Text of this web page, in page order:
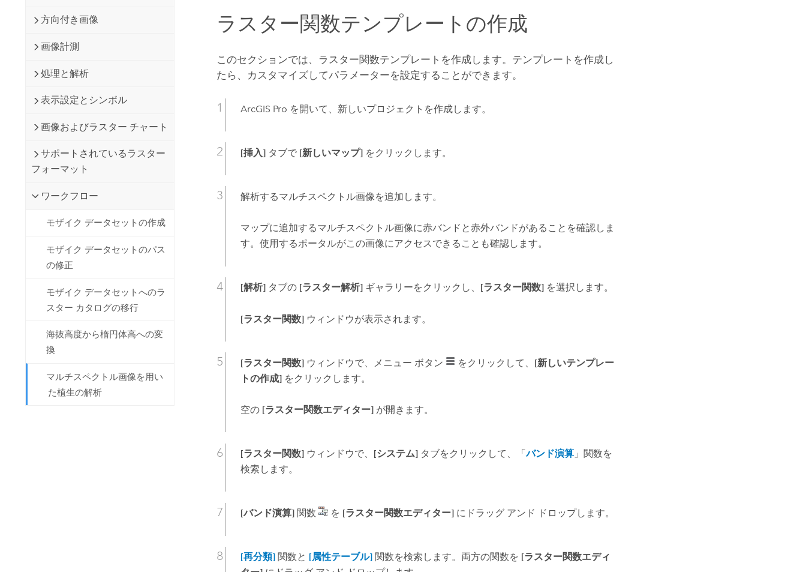
方向付き画像
画像計測
処理と解析
表示設定とシンボル
画像およびラスター チャート
サポートされているラスター
フォーマット
ワークフロー
モザイク データセットの作成
モザイク データセットのパス
の修正
モザイク データセットへのラ
スター カタログの移行
海抜高度から楕円体高への変
換
マルチスペクトル画像を用い
た植生の解析
ラスター関数テンプレートの作成
このセクションでは、ラスター関数テンプレートを作成します。テンプレートを作成し
たら、カスタマイズしてパラメーターを設定することができます。
ArcGIS Pro を開いて、新しいプロジェクトを作成します。
[挿入] タブで [新しいマップ] をクリックします。
解析するマルチスペクトル画像を追加します。
マップに追加するマルチスペクトル画像に赤バンドと赤外バンドがあることを確認しま
す。使用するポータルがこの画像にアクセスできることも確認します。
[解析] タブの [ラスター解析] ギャラリーをクリックし、 [ラスター関数] を選択します。
[ラスター関数] ウィンドウが表示されます。
[ラスター関数] ウィンドウで、メニュー ボタン をクリックして、 [新しいテンプレー
トの作成] をクリックします。
空の [ラスター関数エディター] が開きます。
[ラスター関数] ウィンドウで、 [システム] タブをクリックして、「バンド演算 」関数を
検索します。
[バンド演算] 関数 を [ラスター関数エディター] にドラッグ アンド ドロップします。
[再分類] 関数と [属性テーブル] 関数を検索します。両方の関数を [ラスター関数エディ